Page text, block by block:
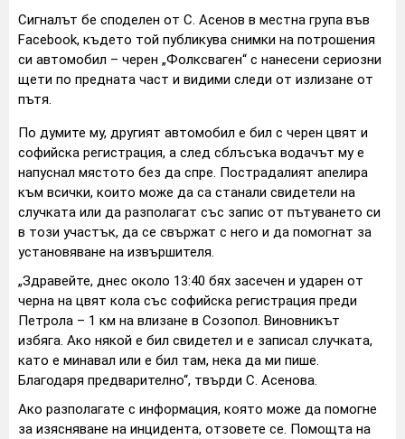
Сигналът бе споделен от С. Асенов в местна група във
Facebook, където той публикува снимки на потрошения
си автомобил – черен „Фолксваген“ с нанесени сериозни
щети по предната част и видими следи от излизане от
пътя.
По думите му, другият автомобил е бил с черен цвят и
софийска регистрация, а след сблъсъка водачът му е
напуснал мястото без да спре. Пострадалият апелира
към всички, които може да са станали свидетели на
случката или да разполагат със запис от пътуването си
в този участък, да се свържат с него и да помогнат за
установяване на извършителя.
„Здравейте, днес около 13:40 бях засечен и ударен от
черна на цвят кола със софийска регистрация преди
Петрола – 1 км на влизане в Созопол. Виновникът
избяга. Ако някой е бил свидетел и е записал случката,
като е минавал или е бил там, нека да ми пише.
Благодаря предварително“, твърди С. Асенова.
Ако разполагате с информация, която може да помогне
за изясняване на инцидента, отзовете се. Помощта на